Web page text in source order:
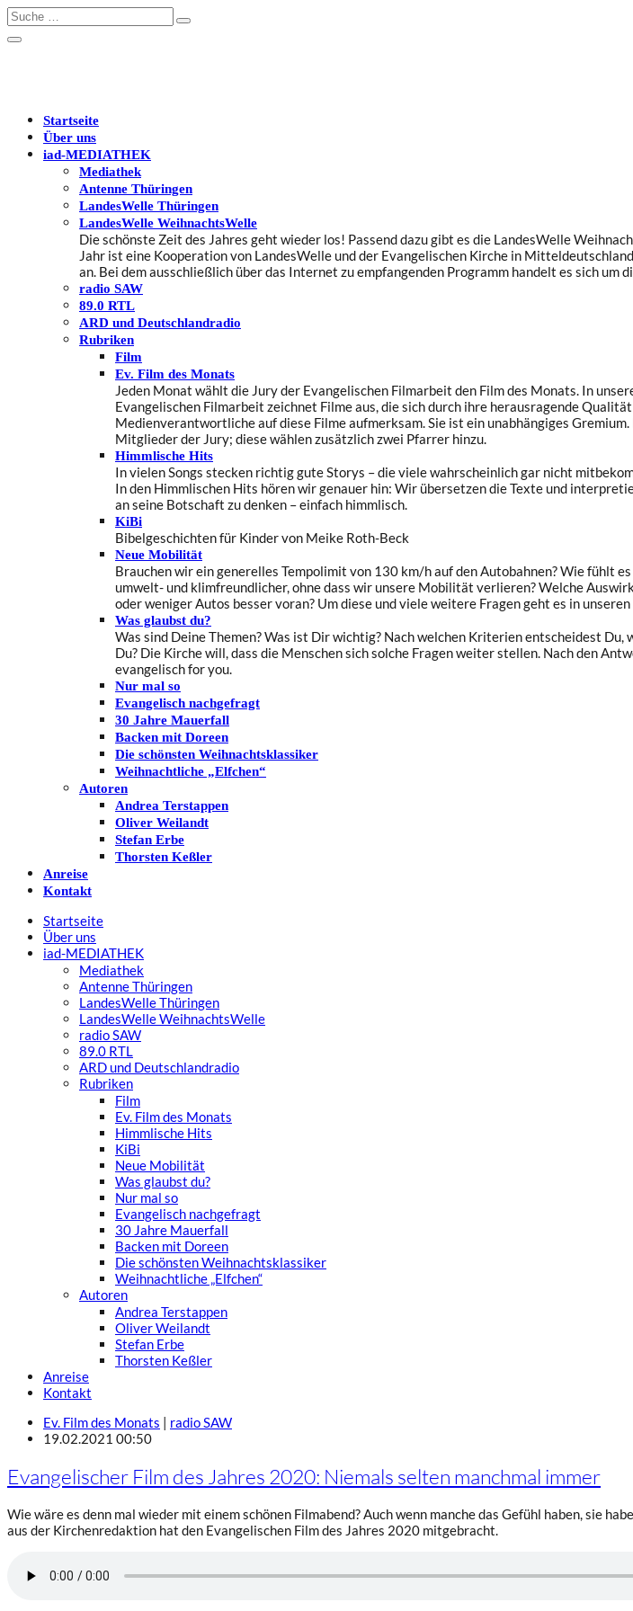
Startseite
Über uns
iad-MEDIATHEK
Mediathek
Antenne Thüringen
LandesWelle Thüringen
LandesWelle WeihnachtsWelle
Die schönste Zeit des Jahres geht wieder los! Passend dazu gibt es die LandesWelle
Jahr ist eine Kooperation von LandesWelle und der Evangelischen Kirche in
an. Bei dem ausschließlich über das Internet zu empfangenden Programm handelt es sich
radio SAW
89.0 RTL
ARD und Deutschlandradio
Rubriken
Film
Ev. Film des Monats
Jeden Monat wählt die Jury der Evangelischen Filmarbeit den Film des Monats. In
Evangelischen Filmarbeit zeichnet Filme aus, die sich durch ihre herausragende
Medienverantwortliche auf diese Filme aufmerksam. Sie ist ein unabhängiges
Mitglieder der Jury; diese wählen zusätzlich zwei Pfarrer hinzu.
Himmlische Hits
In vielen Songs stecken richtig gute Storys – die viele wahrscheinlich gar nicht
In den Himmlischen Hits hören wir genauer hin: Wir übersetzen die Texte und
an seine Botschaft zu denken – einfach himmlisch.
KiBi
Bibelgeschichten für Kinder von Meike Roth-Beck
Neue Mobilität
Brauchen wir ein generelles Tempolimit von 130 km/h auf den Autobahnen? Wie fühlt
umwelt- und klimfreundlicher, ohne dass wir unsere Mobilität verlieren? Welche
oder weniger Autos besser voran? Um diese und viele weitere Fragen geht es in
Was glaubst du?
Was sind Deine Themen? Was ist Dir wichtig? Nach welchen Kriterien entscheidest
Du? Die Kirche will, dass die Menschen sich solche Fragen weiter stellen. Nach den
evangelisch for you.
Nur mal so
Evangelisch nachgefragt
30 Jahre Mauerfall
Backen mit Doreen
Die schönsten Weihnachtsklassiker
Weihnachtliche „Elfchen“
Autoren
Andrea Terstappen
Oliver Weilandt
Stefan Erbe
Thorsten Keßler
Anreise
Kontakt
Startseite
Über uns
iad-MEDIATHEK
Mediathek
Antenne Thüringen
LandesWelle Thüringen
LandesWelle WeihnachtsWelle
radio SAW
89.0 RTL
ARD und Deutschlandradio
Rubriken
Film
Ev. Film des Monats
Himmlische Hits
KiBi
Neue Mobilität
Was glaubst du?
Nur mal so
Evangelisch nachgefragt
30 Jahre Mauerfall
Backen mit Doreen
Die schönsten Weihnachtsklassiker
Weihnachtliche „Elfchen“
Autoren
Andrea Terstappen
Oliver Weilandt
Stefan Erbe
Thorsten Keßler
Anreise
Kontakt
Ev. Film des Monats | radio SAW
19.02.2021 00:50
Evangelischer Film des Jahres 2020: Niemals selten manchmal immer
Wie wäre es denn mal wieder mit einem schönen Filmabend? Auch wenn manche das Gefühl haben, sie
aus der Kirchenredaktion hat den Evangelischen Film des Jahres 2020 mitgebracht.